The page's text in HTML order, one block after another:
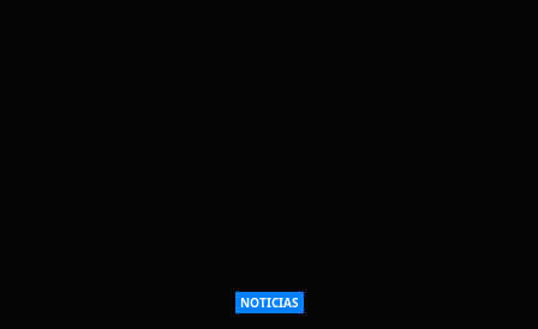
NOTICIAS